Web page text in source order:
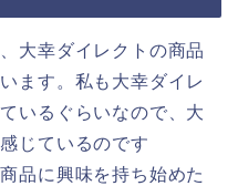
大幸ダイレクトの商品
ます。私も大幸ダイレ
いるぐらいなので、大
じているのです
品に興味を持ち始めた